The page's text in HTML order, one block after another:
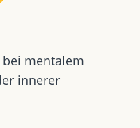
mentalem
innerer